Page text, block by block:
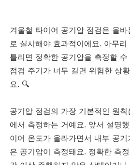
겨울철 타이어 공기압 점검은 올
로 실시해야 효과적이에요. 아무
틀리면 정확한 공기압을 측정할
점검 주기가 너무 길면 위험한 상
요. 🔍
공기압 점검의 가장 기본적인 원
에서 측정하는 거예요. 앞서 설명
이어 온도가 올라가면서 내부 공
은 공기압이 측정돼요. 정확한 측